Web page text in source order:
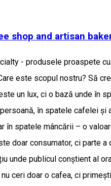
shop and artisan
- produsele proaspete
este scopul nostru? Să
un lux, ci o bază unde în
în spatele cafelei și
în spatele mâncării – o
doar consumator, ci parte a
unde publicul conștient al
nu ceri doar o cafea, ci